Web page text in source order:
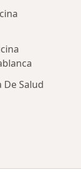
Salud